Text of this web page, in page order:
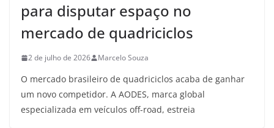
para disputar espaço no
mercado de quadriciclos
2 de julho de 2026 Marcelo Souza
O mercado brasileiro de quadriciclos acaba de ganhar
um novo competidor. A AODES, marca global
especializada em veículos off-road, estreia